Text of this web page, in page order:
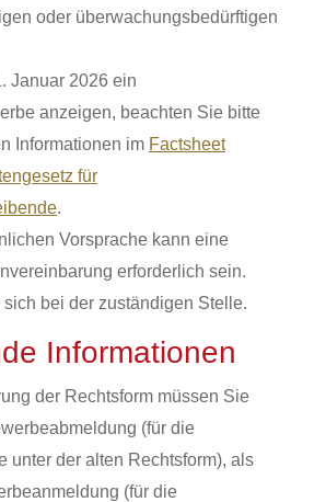
oder überwachungsbedürftigen
Januar 2026 ein
anzeigen, beachten Sie bitte
Informationen im Factsheet
für
.
Vorsprache kann eine
erforderlich sein.
bei der zuständigen Stelle.
Informationen
der Rechtsform müssen Sie
(für die
unter der alten Rechtsform), als
(für die